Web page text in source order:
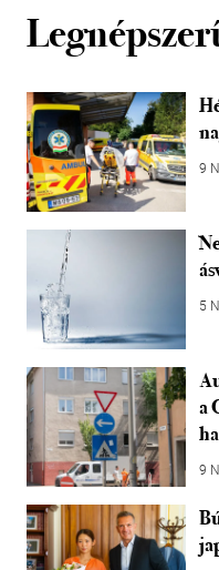
9
5
a
9